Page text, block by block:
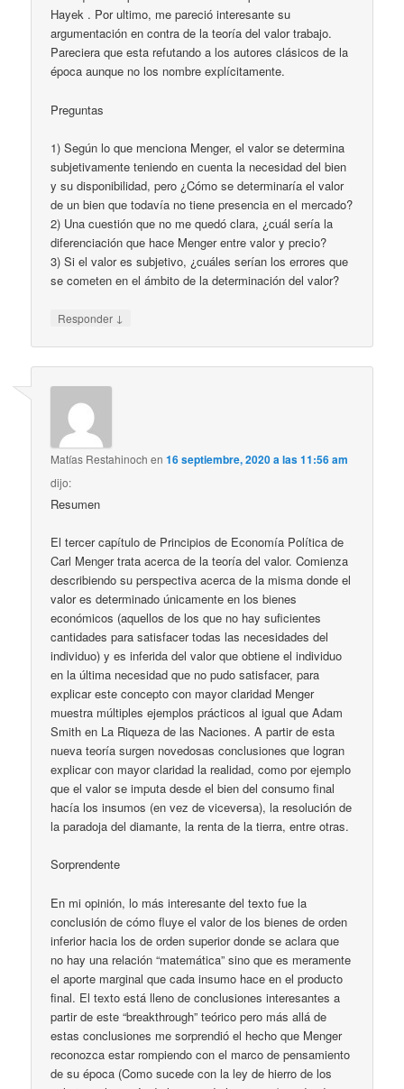
Hayek . Por ultimo, me pareció interesante su
argumentación en contra de la teoría del valor trabajo.
Pareciera que esta refutando a los autores clásicos de la
época aunque no los nombre explícitamente.
Preguntas
1) Según lo que menciona Menger, el valor se determina
subjetivamente teniendo en cuenta la necesidad del bien
y su disponibilidad, pero ¿Cómo se determinaría el valor
de un bien que todavía no tiene presencia en el mercado?
2) Una cuestión que no me quedó clara, ¿cuál sería la
diferenciación que hace Menger entre valor y precio?
3) Si el valor es subjetivo, ¿cuáles serían los errores que
se cometen en el ámbito de la determinación del valor?
Responder ↓
Matías Restahinoch en16 septiembre, 2020 a las 11:56 am
dijo:
Resumen
El tercer capítulo de Principios de Economía Política de
Carl Menger trata acerca de la teoría del valor. Comienza
describiendo su perspectiva acerca de la misma donde el
valor es determinado únicamente en los bienes
económicos (aquellos de los que no hay suficientes
cantidades para satisfacer todas las necesidades del
individuo) y es inferida del valor que obtiene el individuo
en la última necesidad que no pudo satisfacer, para
explicar este concepto con mayor claridad Menger
muestra múltiples ejemplos prácticos al igual que Adam
Smith en La Riqueza de las Naciones. A partir de esta
nueva teoría surgen novedosas conclusiones que logran
explicar con mayor claridad la realidad, como por ejemplo
que el valor se imputa desde el bien del consumo final
hacía los insumos (en vez de viceversa), la resolución de
la paradoja del diamante, la renta de la tierra, entre otras.
Sorprendente
En mi opinión, lo más interesante del texto fue la
conclusión de cómo fluye el valor de los bienes de orden
inferior hacia los de orden superior donde se aclara que
no hay una relación “matemática” sino que es meramente
el aporte marginal que cada insumo hace en el producto
final. El texto está lleno de conclusiones interesantes a
partir de este “breakthrough” teórico pero más allá de
estas conclusiones me sorprendió el hecho que Menger
reconozca estar rompiendo con el marco de pensamiento
de su época (Como sucede con la ley de hierro de los